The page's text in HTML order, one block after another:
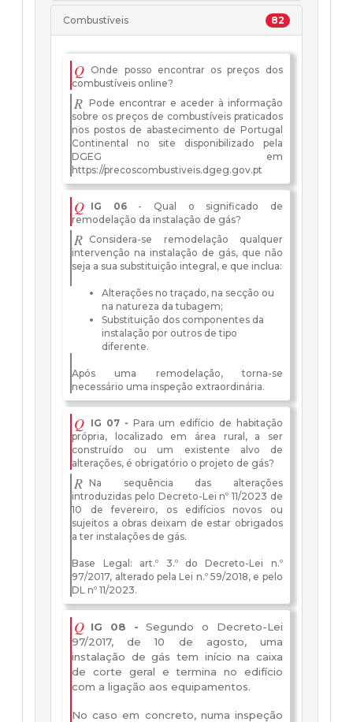
Combustíveis 82
Q Onde posso encontrar os preços dos
combustíveis online?
R Pode encontrar e aceder à informação
sobre os preços de combustíveis praticados
nos postos de abastecimento de Portugal
Continental no site disponibilizado pela
DGEG em
https://precoscombustiveis.dgeg.gov.pt
Q IG 06- Qual o significado de
remodelação da instalação de gás?
R Considera-se remodelação qualquer
intervenção na instalação de gás, que não
seja a sua substituição integral, e que inclua:
Alterações no traçado, na secção ou
na natureza da tubagem;
Substituição dos componentes da
instalação por outros de tipo
diferente.
Após uma remodelação, torna-se
necessário uma inspeção extraordinária.
Q IG 07 - Para um edifício de habitação
própria, localizado em área rural, a ser
construído ou um existente alvo de
alterações, é obrigatório o projeto de gás?
R Na sequência das alterações
introduzidas pelo Decreto-Lei nº 11/2023 de
10 de fevereiro, os edifícios novos ou
sujeitos a obras deixam de estar obrigados
a ter instalações de gás.
Base Legal: art.º 3.º do Decreto-Lei n.º
97/2017, alterado pela Lei n.º 59/2018, e pelo
DL nº 11/2023.
Q IG 08 - Segundo o Decreto-Lei
97/2017, de 10 de agosto, uma
instalação de gás tem início na caixa
de corte geral e termina no edifício
com a ligação aos equipamentos.
No caso em concreto, numa inspeção